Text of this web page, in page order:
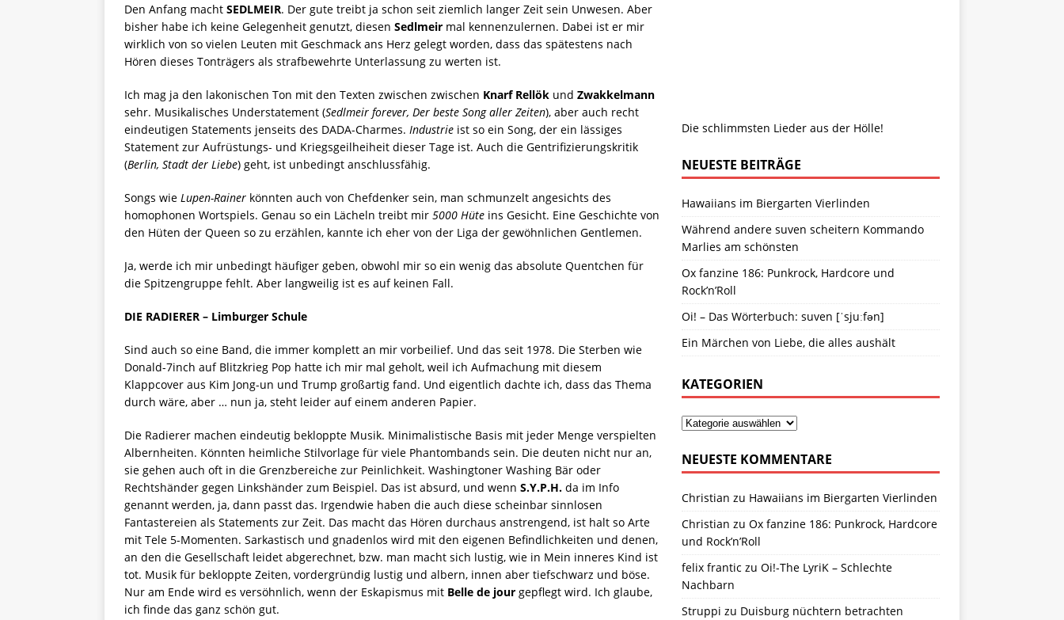
Den Anfang macht SEDLMEIR. Der gute treibt ja schon seit ziemlich langer Zeit sein Unwesen. Aber
bisher habe ich keine Gelegenheit genutzt, diesen Sedlmeir mal kennenzulernen. Dabei ist er mir
wirklich von so vielen Leuten mit Geschmack ans Herz gelegt worden, dass das spätestens nach
Hören dieses Tonträgers als strafbewehrte Unterlassung zu werten ist.
Ich mag ja den lakonischen Ton mit den Texten zwischen zwischen Knarf Rellök und Zwakkelmann
sehr. Musikalisches Understatement (Sedlmeir forever, Der beste Song aller Zeiten), aber auch recht
eindeutigen Statements jenseits des DADA-Charmes. Industrie ist so ein Song, der ein lässiges
Statement zur Aufrüstungs- und Kriegsgeilheiheit dieser Tage ist. Auch die Gentrifizierungskritik
(Berlin, Stadt der Liebe) geht, ist unbedingt anschlussfähig.
Songs wie Lupen-Rainer könnten auch von Chefdenker sein, man schmunzelt angesichts des
homophonen Wortspiels. Genau so ein Lächeln treibt mir 5000 Hüte ins Gesicht. Eine Geschichte von
den Hüten der Queen so zu erzählen, kannte ich eher von der Liga der gewöhnlichen Gentlemen.
Ja, werde ich mir unbedingt häufiger geben, obwohl mir so ein wenig das absolute Quentchen für
die Spitzengruppe fehlt. Aber langweilig ist es auf keinen Fall.
DIE RADIERER – Limburger Schule
Sind auch so eine Band, die immer komplett an mir vorbeilief. Und das seit 1978. Die Sterben wie
Donald-7inch auf Blitzkrieg Pop hatte ich mir mal geholt, weil ich Aufmachung mit diesem
Klappcover aus Kim Jong-un und Trump großartig fand. Und eigentlich dachte ich, dass das Thema
durch wäre, aber … nun ja, steht leider auf einem anderen Papier.
Die Radierer machen eindeutig bekloppte Musik. Minimalistische Basis mit jeder Menge verspielten
Albernheiten. Könnten heimliche Stilvorlage für viele Phantombands sein. Die deuten nicht nur an,
sie gehen auch oft in die Grenzbereiche zur Peinlichkeit. Washingtoner Washing Bär oder
Rechtshänder gegen Linkshänder zum Beispiel. Das ist absurd, und wenn S.Y.P.H. da im Info
genannt werden, ja, dann passt das. Irgendwie haben die auch diese scheinbar sinnlosen
Fantastereien als Statements zur Zeit. Das macht das Hören durchaus anstrengend, ist halt so Arte
mit Tele 5-Momenten. Sarkastisch und gnadenlos wird mit den eigenen Befindlichkeiten und denen,
an den die Gesellschaft leidet abgerechnet, bzw. man macht sich lustig, wie in Mein inneres Kind ist
tot. Musik für bekloppte Zeiten, vordergründig lustig und albern, innen aber tiefschwarz und böse.
Nur am Ende wird es versöhnlich, wenn der Eskapismus mit Belle de jour gepflegt wird. Ich glaube,
ich finde das ganz schön gut.
Die schlimmsten Lieder aus der Hölle!
NEUESTE BEITRÄGE
Hawaiians im Biergarten Vierlinden
Während andere suven scheitern Kommando
Marlies am schönsten
Ox fanzine 186: Punkrock, Hardcore und
Rock’n’Roll
Oi! – Das Wörterbuch: suven [ˈsjuːfən]
Ein Märchen von Liebe, die alles aushält
KATEGORIEN
NEUESTE KOMMENTARE
Christian zu Hawaiians im Biergarten Vierlinden
Christian zu Ox fanzine 186: Punkrock, Hardcore
und Rock’n’Roll
felix frantic zu Oi!-The LyriK – Schlechte
Nachbarn
Struppi zu Duisburg nüchtern betrachten